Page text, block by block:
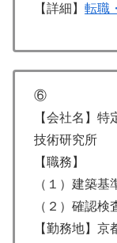
【詳細】 転職
⑥
【会社名】
技術研究所
【職務】
（１）建築
（２）確認検
【勤務地】